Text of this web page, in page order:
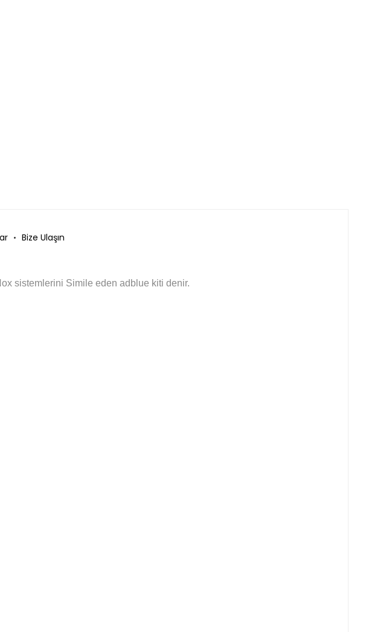
Bize Ulaşın
sistemlerini Simile eden adblue kiti denir.